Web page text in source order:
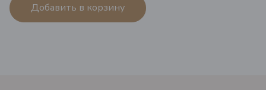
Добавить в корзину